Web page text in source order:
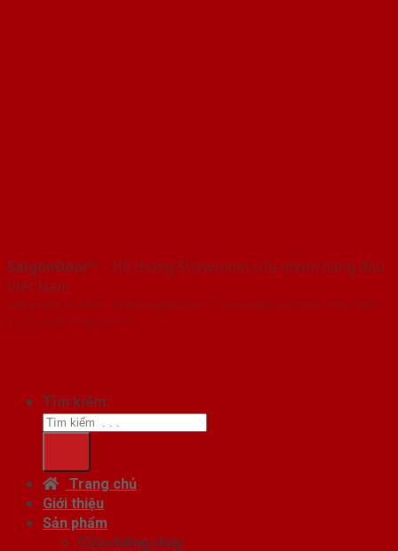
SaigonDoor™ - Hệ thống Showroom cửa nhôm hàng đầu
Việt Nam
Copyright ⓒ 2016 – 2026 SaigonDoor™ - www.bancuanhom.com | Đơn
vị chủ quản SaigonDoor
Tìm kiếm:
Trang chủ
Giới thiệu
Sản phẩm
Cửa chống cháy